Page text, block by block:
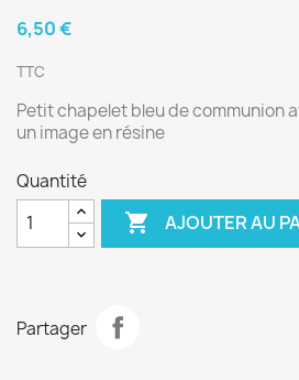
6,50 €
TTC
Petit chapelet bleu de communion
un image en résine
Quantité
 AJOUTER AU
Partager